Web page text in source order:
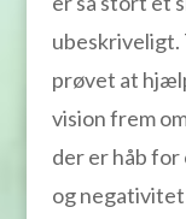
ubeskriveligt.
prøvet at
vision frem
der er håb for
og negativitet